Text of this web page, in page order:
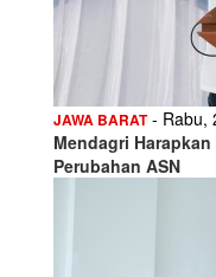
JAWA BARAT- Rabu,
Mendagri
Perubahan ASN